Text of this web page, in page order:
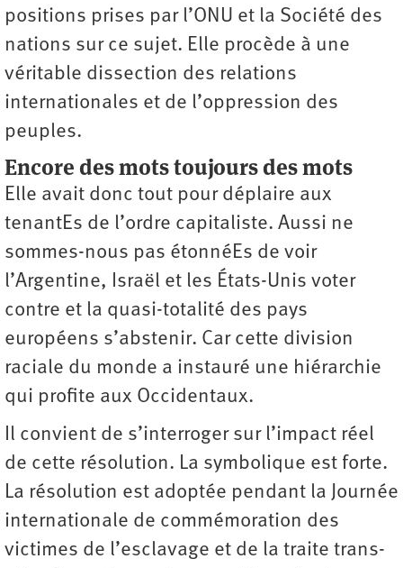
positions prises par l’ONU et la Société des
nations sur ce sujet. Elle procède à une
véritable dissection des relations
internationales et de l’oppression des
peuples.
Encore des mots toujours des mots
Elle avait donc tout pour déplaire aux
tenantEs de l’ordre capitaliste. Aussi ne
sommes-nous pas étonnéEs de voir
l’Argentine, Israël et les États-Unis voter
contre et la quasi-totalité des pays
européens s’abstenir. Car cette division
raciale du monde a instauré une hiérarchie
qui profite aux Occidentaux.
Il convient de s’interroger sur l’impact réel
de cette résolution. La symbolique est forte.
La résolution est adoptée pendant la Journée
internationale de commémoration des
victimes de l’esclavage et de la traite trans­